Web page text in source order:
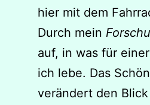
hier mit dem
Durch mein
auf, in was für
ich lebe. Das
verändert den